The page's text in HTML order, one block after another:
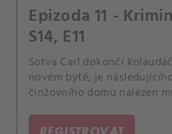
Epizoda 11 -
S14, E11
Sotva Carl dokončí
novém bytě, je
činžovního domu nalezen
skutečnosti vražda.
REGISTROVAT